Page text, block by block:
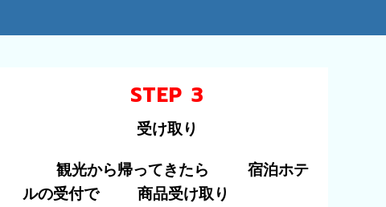
STEP 3
受け取り
観光から帰ってきたら
宿泊ホテ
ルの受付で
商品受け取り